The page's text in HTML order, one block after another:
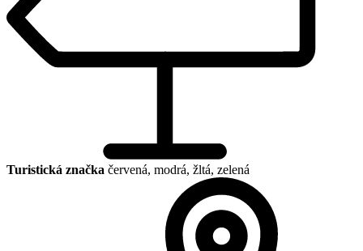
Turistická značka červená, modrá, žltá, zelená